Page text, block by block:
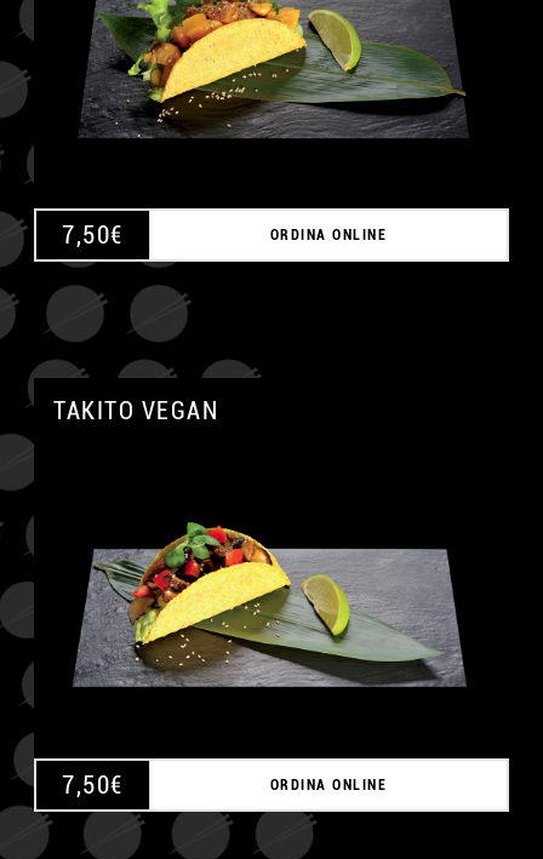
7,50€ ORDINA ONLINE
TAKITO VEGAN
7,50€ ORDINA ONLINE